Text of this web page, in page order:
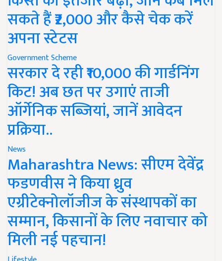
सकते हैं ₹2,000 और कैसे चेक करें
अपना स्टेटस
Government Scheme
सरकार दे रही ₹10,000 की गार्डनिंग
किट! अब छत पर उगाएं ताजी
ऑर्गेनिक सब्जियां, जानें आवेदन
प्रक्रिया..
News
Maharashtra News: सीएम देवेंद्र
फडणवीस ने किया ध्रुव
एग्रीटेक्नोलॉजीज के संस्थापकों का
सम्मान, किसानों के लिए नवाचार को
मिली नई पहचान!